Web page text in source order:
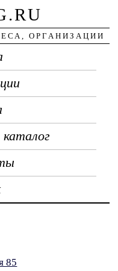
ОРГАНИЗАЦИИ
85